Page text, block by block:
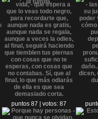
puntos 87 | votos: 87